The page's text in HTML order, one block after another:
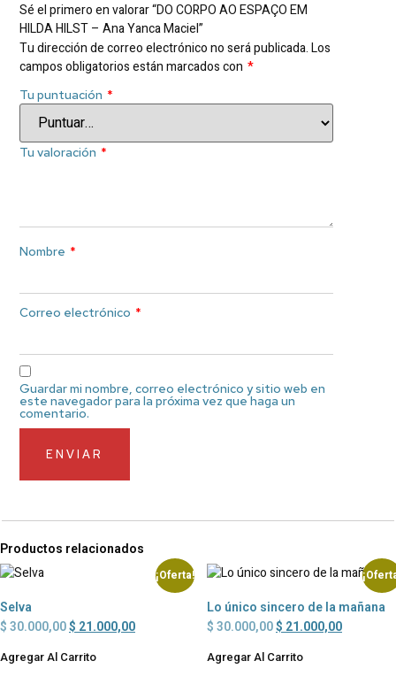
Sé el primero en valorar “DO CORPO AO ESPAÇO EM
HILDA HILST – Ana Yanca Maciel”
Tu dirección de correo electrónico no será publicada.Los
campos obligatorios están marcados con *
Tu puntuación *
Tu valoración *
Nombre *
Correo electrónico *
Guardar mi nombre, correo electrónico y sitio web en
este navegador para la próxima vez que haga un
comentario.
Productos relacionados
¡Oferta!
Selva
$ 30.000,00$ 21.000,00
Agregar Al Carrito
Lo único sincero de la mañana
$ 30.000,00$ 21.000,00
Agregar Al Carrito